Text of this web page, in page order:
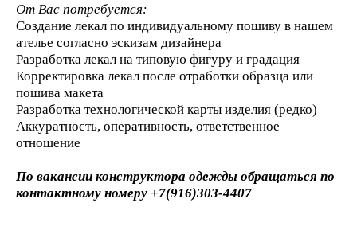
От Вас потребуется:
Создание лекал по индивидуальному пошиву в нашем
ателье согласно эскизам дизайнера
Разработка лекал на типовую фигуру и градация
Корректировка лекал после отработки образца или
пошива макета
Разработка технологической карты изделия (редко)
Аккуратность, оперативность, ответственное
отношение
По вакансии конструктора одежды обращаться по
контактному номеру +7(916)303-4407